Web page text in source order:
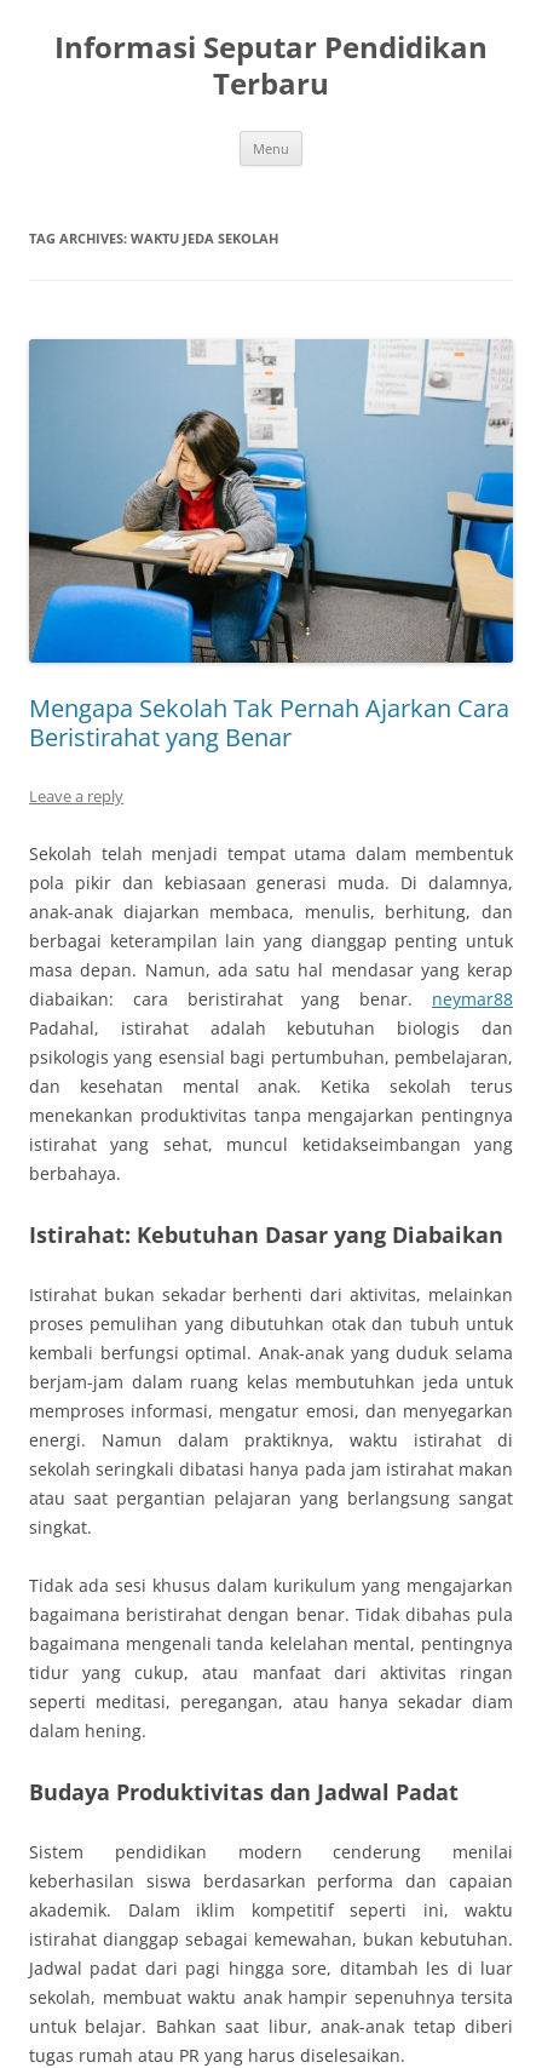
content
Informasi Seputar Pendidikan
Terbaru
Menu
TAG ARCHIVES: WAKTU JEDA SEKOLAH
Mengapa Sekolah Tak Pernah Ajarkan Cara
Beristirahat yang Benar
Leave a reply
Sekolah telah menjadi tempat utama dalam membentuk
pola pikir dan kebiasaan generasi muda. Di dalamnya,
anak-anak diajarkan membaca, menulis, berhitung, dan
berbagai keterampilan lain yang dianggap penting untuk
masa depan. Namun, ada satu hal mendasar yang kerap
diabaikan: cara beristirahat yang benar. neymar88
Padahal, istirahat adalah kebutuhan biologis dan
psikologis yang esensial bagi pertumbuhan, pembelajaran,
dan kesehatan mental anak. Ketika sekolah terus
menekankan produktivitas tanpa mengajarkan pentingnya
istirahat yang sehat, muncul ketidakseimbangan yang
berbahaya.
Istirahat: Kebutuhan Dasar yang Diabaikan
Istirahat bukan sekadar berhenti dari aktivitas, melainkan
proses pemulihan yang dibutuhkan otak dan tubuh untuk
kembali berfungsi optimal. Anak-anak yang duduk selama
berjam-jam dalam ruang kelas membutuhkan jeda untuk
memproses informasi, mengatur emosi, dan menyegarkan
energi. Namun dalam praktiknya, waktu istirahat di
sekolah seringkali dibatasi hanya pada jam istirahat makan
atau saat pergantian pelajaran yang berlangsung sangat
singkat.
Tidak ada sesi khusus dalam kurikulum yang mengajarkan
bagaimana beristirahat dengan benar. Tidak dibahas pula
bagaimana mengenali tanda kelelahan mental, pentingnya
tidur yang cukup, atau manfaat dari aktivitas ringan
seperti meditasi, peregangan, atau hanya sekadar diam
dalam hening.
Budaya Produktivitas dan Jadwal Padat
Sistem pendidikan modern cenderung menilai
keberhasilan siswa berdasarkan performa dan capaian
akademik. Dalam iklim kompetitif seperti ini, waktu
istirahat dianggap sebagai kemewahan, bukan kebutuhan.
Jadwal padat dari pagi hingga sore, ditambah les di luar
sekolah, membuat waktu anak hampir sepenuhnya tersita
untuk belajar. Bahkan saat libur, anak-anak tetap diberi
tugas rumah atau PR yang harus diselesaikan.